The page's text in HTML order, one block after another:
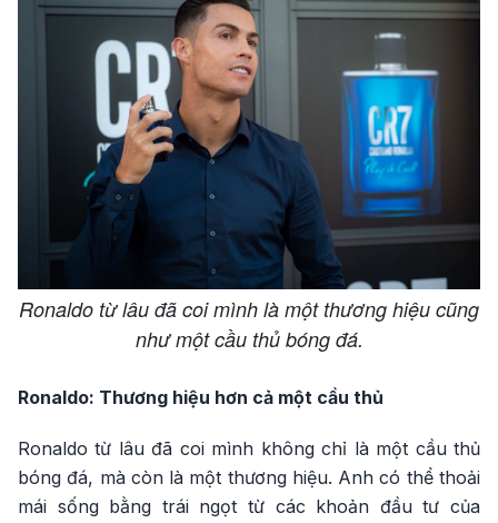
Ronaldo từ lâu đã coi mình là một thương hiệu cũng
như một cầu thủ bóng đá.
Ronaldo: Thương hiệu hơn cả một cầu thủ
Ronaldo từ lâu đã coi mình không chỉ là một cầu thủ
bóng đá, mà còn là một thương hiệu. Anh có thể thoải
mái sống bằng trái ngọt từ các khoản đầu tư của